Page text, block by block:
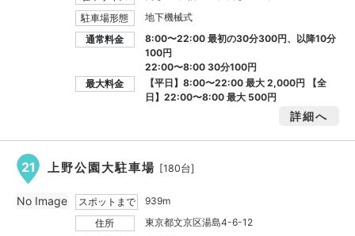
駐車場形態
地下機械式
通常料金
8:00〜22:00 最初の30分300円、以降10分
100円
22:00〜8:00 30分100円
最大料金
【平日】8:00〜22:00 最大2,000円
【全
日】22:00〜8:00 最大 500円
詳細へ
21 上野公園大駐車場 [180台]
スポットまで
939m
住所
東京都文京区湯島4-6-12
No Image